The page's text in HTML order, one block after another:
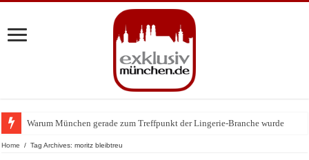
Warum München gerade zum Treffpunkt der Lingerie-Branche wurde
BMW Art Cars in München: Warum die rollenden Kunstwerke bis heute
Home / Tag Archives: moritz bleibtreu